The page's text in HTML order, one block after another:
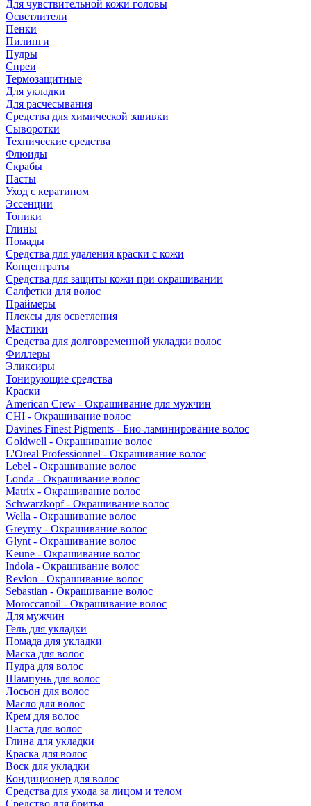
Для чувствительной кожи головы
Осветлители
Пенки
Пилинги
Пудры
Спреи
Термозащитные
Для укладки
Для расчесывания
Средства для химической завивки
Сыворотки
Технические средства
Флюиды
Скрабы
Пасты
Уход с кератином
Эссенции
Тоники
Глины
Помады
Средства для удаления краски с кожи
Концентраты
Средства для защиты кожи при окрашивании
Салфетки для волос
Праймеры
Плексы для осветления
Мастики
Средства для долговременной укладки волос
Филлеры
Эликсиры
Тонирующие средства
Краски
American Crew - Окрашивание для мужчин
CHI - Окрашивание волос
Davines Finest Pigments - Био-ламинирование волос
Goldwell - Окрашивание волос
L'Oreal Professionnel - Окрашивание волос
Lebel - Окрашивание волос
Londa - Окрашивание волос
Matrix - Окрашивание волос
Schwarzkopf - Окрашивание волос
Wella - Окрашивание волос
Greymy - Окрашивание волос
Glynt - Окрашивание волос
Keune - Окрашивание волос
Indola - Окрашивание волос
Revlon - Окрашивание волос
Sebastian - Окрашивание волос
Moroccanoil - Окрашивание волос
Для мужчин
Гель для укладки
Помада для укладки
Маска для волос
Пудра для волос
Шампунь для волос
Лосьон для волос
Масло для волос
Крем для волос
Паста для волос
Глина для укладки
Краска для волос
Воск для укладки
Кондиционер для волос
Средства для ухода за лицом и телом
Средство для бритья